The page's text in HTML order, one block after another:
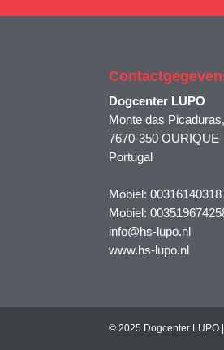
Dogcenter LUPO
Monte das Picaduras,
7670-350 OURIQUE
Portugal
Mobiel:
Mobiel:
info@hs-lupo.nl
www.hs-lupo.nl
© 2025 Dogcenter LUPO